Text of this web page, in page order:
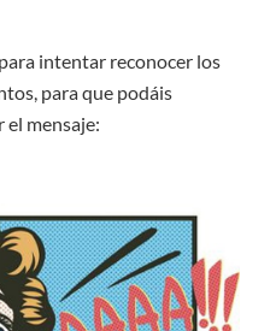
intentar reconocer los
para que podáis
el mensaje: